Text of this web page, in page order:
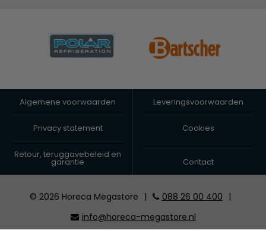
Algemene voorwaarden Leveringsvoorwaarden
Privacy statement Cookies
Retour, teruggavebeleid en
garantie Contact
© 2026 Horeca Megastore | 088 26 00 400
|
info@horeca-megastore.nl